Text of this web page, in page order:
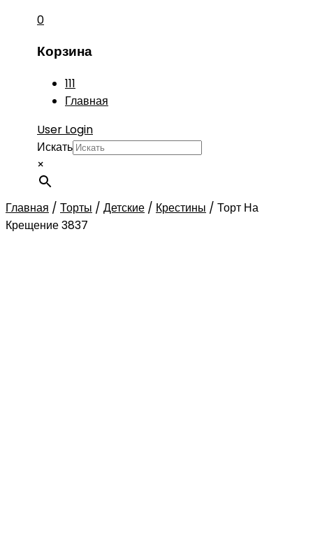
0
Корзина
111
Главная
User Login
Искать
×
Главная / Торты / Детские / Крестины / Торт На
Крещение 3837